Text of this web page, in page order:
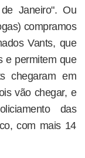
Janeiro". Ou
compramos
Vants, que
e permitem que
chegaram em
vão chegar, e
das
com mais 14